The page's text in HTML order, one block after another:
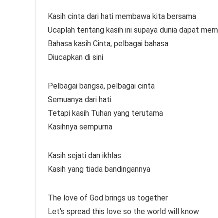
Kasih cinta dari hati membawa kita bersama
Ucaplah tentang kasih ini supaya dunia dapat
Bahasa kasih Cinta, pelbagai bahasa
Diucapkan di sini
Pelbagai bangsa, pelbagai cinta
Semuanya dari hati
Tetapi kasih Tuhan yang terutama
Kasihnya sempurna
Kasih sejati dan ikhlas
Kasih yang tiada bandingannya
The love of God brings us together
Let’s spread this love so the world will know